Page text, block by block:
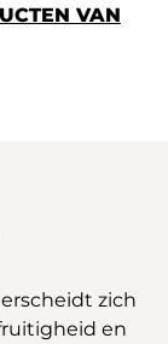
VAN
zich
en